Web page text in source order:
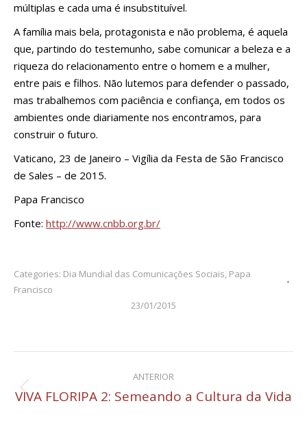
múltiplas e cada uma é insubstituível.
A família mais bela, protagonista e não problema, é aquela
que, partindo do testemunho, sabe comunicar a beleza e a
riqueza do relacionamento entre o homem e a mulher,
entre pais e filhos. Não lutemos para defender o passado,
mas trabalhemos com paciência e confiança, em todos os
ambientes onde diariamente nos encontramos, para
construir o futuro.
Vaticano, 23 de Janeiro – Vigília da Festa de São Francisco
de Sales – de 2015.
Papa Francisco
Fonte: http://www.cnbb.org.br/
Categories: Dia Mundial das Comunicações Sociais, Papa
Francisco
23/01/2015
Navegação
de
ANTERIOR
Post
VIVA FLORIPA 2: Semeando a Cultura da Vida